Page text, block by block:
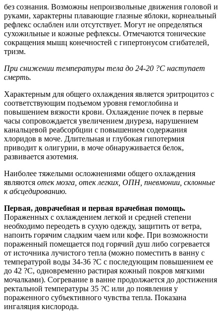
без сознания. Возможны непроизвольные движения головой и
руками, характерны плавающие глазные яблоки, корнеальный
рефлекс ослаблен или отсутствует. Могут не определяться
сухожильные и кожные рефлексы. Отмечаются тонические
сокращения мышц конечностей с гипертонусом сгибателей,
тризм.
При снижении температуры тела до 24-20 ?С наступает
смерть.
Характерным для общего охлаждения является эритроцитоз с
соответствующим подъемом уровня гемоглобина и
повышением вязкости крови. Охлаждение почек в первые
часы сопровождается увеличением диуреза, нарушением
канальцевой реабсорбции с повышением содержания
хлоридов в моче. Длительная и глубокая гипотермия
приводит к олигурии, в моче обнаруживается белок,
развивается азотемия.
Наиболее тяжелыми осложнениями общего охлаждения
являются отек мозга, отек легких, ОПН, пневмонии, склонные
к абсцедированию.
Первая, доврачебная и первая врачебная помощь.
Пораженных с охлаждением легкой и средней степени
необходимо переодеть в сухую одежду, защитить от ветра,
напоить горячим сладким чаем или кофе. При возможности
пораженный помещается под горячий душ либо согревается
от источника лучистого тепла (можно поместить в ванну с
температурой воды 34-36 ?С с последующим повышением ее
до 42 ?С, одновременно растирая кожный покров мягкими
мочалками). Согревание в ванне продолжается до достижения
ректальной температуры 35 ?С или до появления у
пораженного субъективного чувства тепла. Показана
ингаляция кислорода.